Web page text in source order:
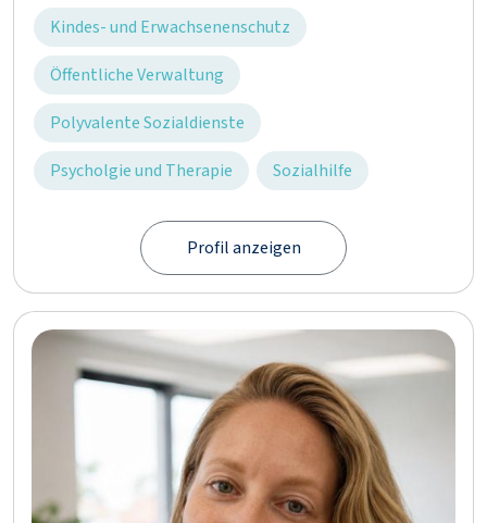
Kindes- und Erwachsenenschutz
Öffentliche Verwaltung
Polyvalente Sozialdienste
Psycholgie und Therapie
Sozialhilfe
Profil anzeigen